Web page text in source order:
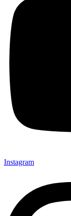
Instagram